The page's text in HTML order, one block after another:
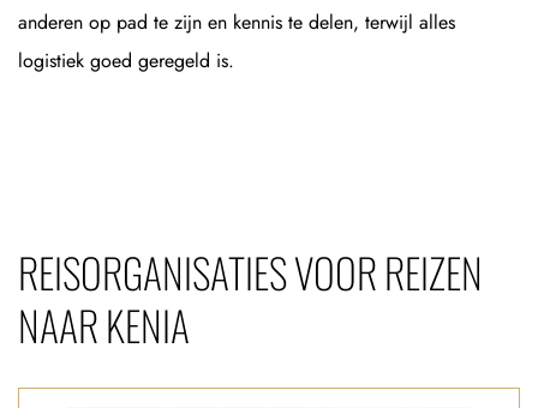
anderen op pad te zijn en kennis te delen, terwijl alles
logistiek goed geregeld is.
REISORGANISATIES VOOR REIZEN
NAAR KENIA